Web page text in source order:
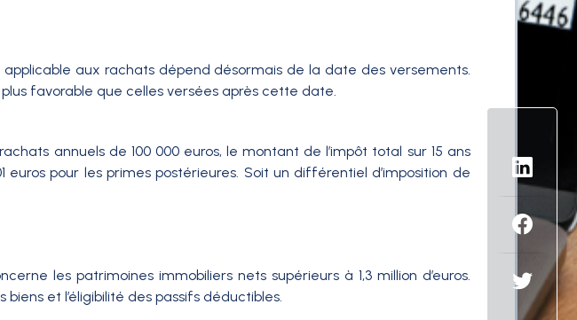
aux rachats dépend désormais de la date des versements.
favorable que celles versées après cette date.
annuels de 100 000 euros, le montant de l’impôt total sur 15 ans
pour les primes postérieures. Soit un différentiel d’imposition de
les patrimoines immobiliers nets supérieurs à 1,3 million d’euros.
et l’éligibilité des passifs déductibles.